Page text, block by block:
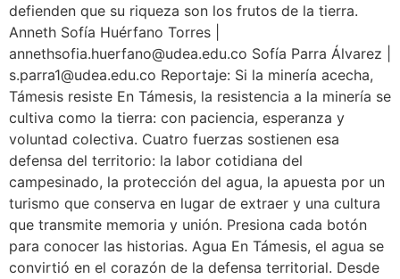
defienden que su riqueza son los frutos de la tierra.
Anneth Sofía Huérfano Torres |
annethsofia.huerfano@udea.edu.co Sofía Parra Álvarez |
s.parra1@udea.edu.co Reportaje: Si la minería acecha,
Támesis resiste En Támesis, la resistencia a la minería se
cultiva como la tierra: con paciencia, esperanza y
voluntad colectiva. Cuatro fuerzas sostienen esa
defensa del territorio: la labor cotidiana del
campesinado, la protección del agua, la apuesta por un
turismo que conserva en lugar de extraer y una cultura
que transmite memoria y unión. Presiona cada botón
para conocer las historias. Agua En Támesis, el agua se
convirtió en el corazón de la defensa territorial. Desde